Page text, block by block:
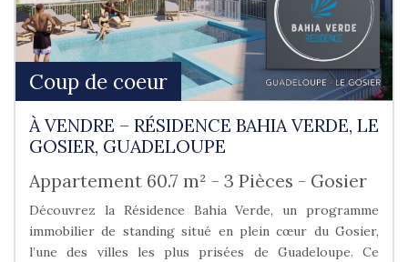
Coup de coeur
À VENDRE – RÉSIDENCE BAHIA VERDE, LE
GOSIER, GUADELOUPE
Appartement 60.7 m² - 3 Pièces - Gosier
Découvrez la Résidence Bahia Verde, un programme
immobilier de standing situé en plein cœur du Gosier,
l’une des villes les plus prisées de Guadeloupe. Ce